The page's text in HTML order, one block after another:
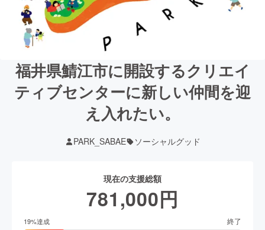
福井県鯖江市に開設するクリエイ
ティブセンターに新しい仲間を迎
え入れたい。
PARK_SABAE ソーシャルグッド
現在の支援総額
781,000円
19%達成 終了